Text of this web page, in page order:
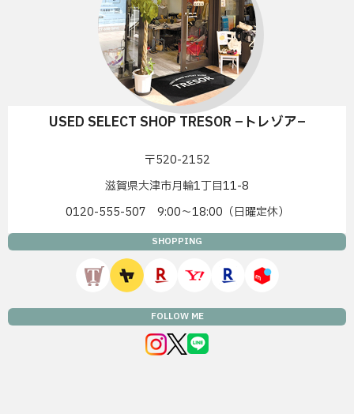
USED SELECT SHOP TRESOR –トレゾア–
〒520-2152
滋賀県大津市月輪1丁目11-8
0120-555-507 9:00〜18:00（日曜定休）
SHOPPING
FOLLOW ME